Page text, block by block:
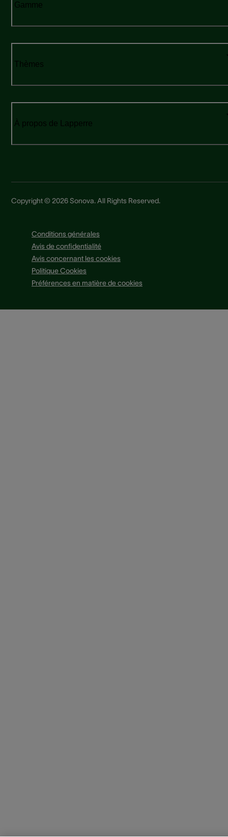
Gamme
Thèmes
À propos de Lapperre
Copyright © 2026 Sonova. All Rights Reserved.
Conditions générales
Avis de confidentialité
Avis concernant les cookies
Politique Cookies
Préférences en matière de cookies